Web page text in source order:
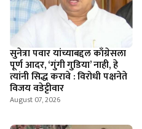
सुनेत्रा पवार यांच्याबद्दल काँग्रेसला
पूर्ण आदर, ‘गुंगी गुडिया’ नाही, हे
त्यांनी सिद्ध करावे : विरोधी पक्षनेते
विजय वडेट्टीवार
August 07, 2026